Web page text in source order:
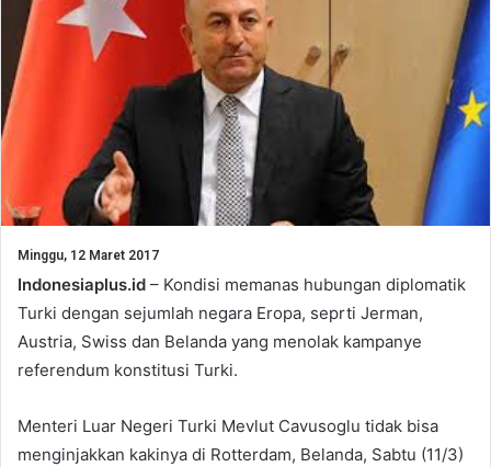
Minggu, 12 Maret 2017
Indonesiaplus.id – Kondisi memanas hubungan diplomatik
Turki dengan sejumlah negara Eropa, seprti Jerman,
Austria, Swiss dan Belanda yang menolak kampanye
referendum konstitusi Turki.
Menteri Luar Negeri Turki Mevlut Cavusoglu tidak bisa
menginjakkan kakinya di Rotterdam, Belanda, Sabtu (11/3)